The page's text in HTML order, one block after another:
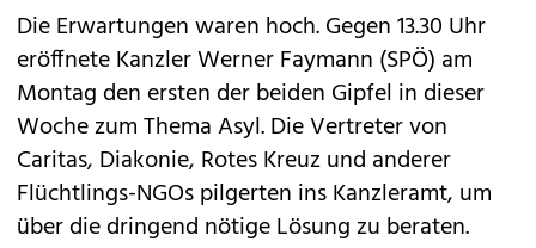
Die Erwartungen waren hoch. Gegen 13.30 Uhr
eröffnete Kanzler Werner Faymann (SPÖ) am
Montag den ersten der beiden Gipfel in dieser
Woche zum Thema Asyl. Die Vertreter von
Caritas, Diakonie, Rotes Kreuz und anderer
Flüchtlings-NGOs pilgerten ins Kanzleramt, um
über die dringend nötige Lösung zu beraten.